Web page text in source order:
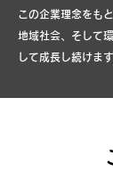
この企業理念をも
地域社会、そして
して成長し続けます